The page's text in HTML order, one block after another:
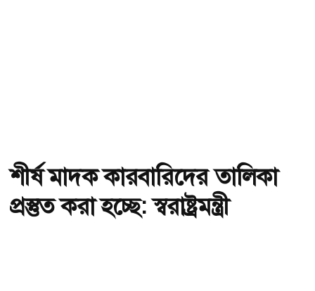
শীর্ষ মাদক কারবারিদের তালিকা
প্রস্তুত করা হচ্ছে: স্বরাষ্ট্রমন্ত্রী